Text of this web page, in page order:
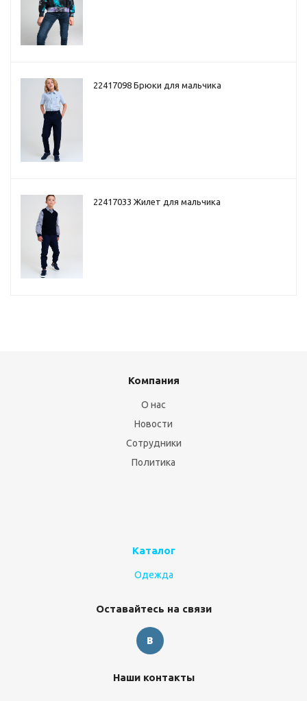
22417098 Брюки для мальчика
22417033 Жилет для мальчика
Компания
О нас
Новости
Сотрудники
Политика
Каталог
Одежда
Оставайтесь на связи
Наши контакты